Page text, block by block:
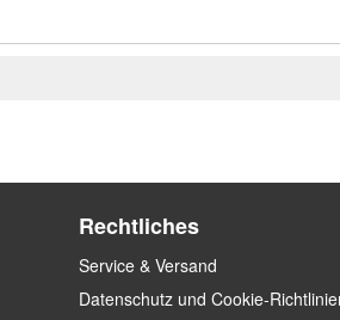
Rechtliches
Service & Versand
Datenschutz und Cookie-